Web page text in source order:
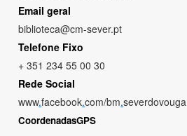
Email geral
biblioteca@cm-sever.pt
Telefone Fixo
+ 351 234 55 00 30
Rede Social
www.facebook.com/bm.severdovouga
CoordenadasGPS